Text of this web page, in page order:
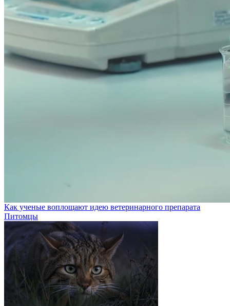
Как ученые воплощают идею ветеринарного препарата
Питомцы